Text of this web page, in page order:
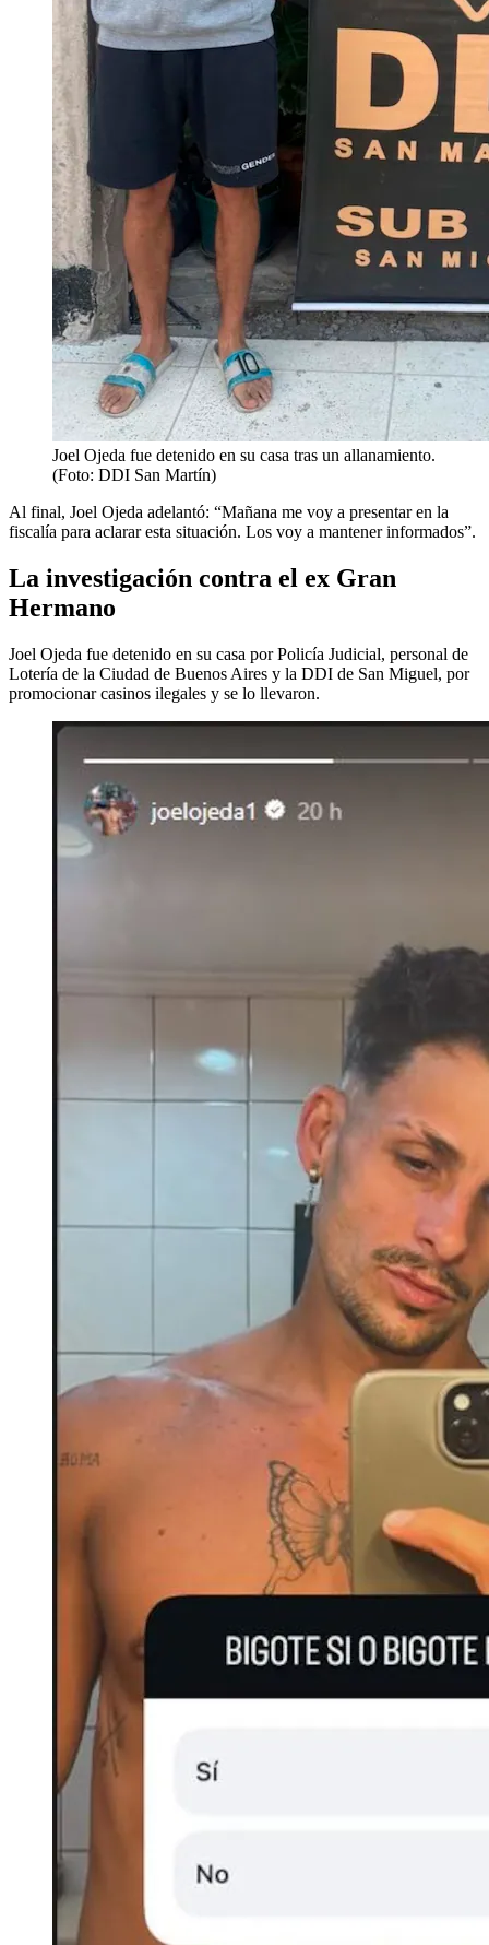
Joel Ojeda fue detenido en su casa tras un allanamiento.
(Foto: DDI San Martín)
Al final, Joel Ojeda adelantó: “Mañana me voy a presentar en la
fiscalía para aclarar esta situación. Los voy a mantener informados”.
La investigación contra el ex Gran
Hermano
Joel Ojeda fue detenido en su casa por Policía Judicial, personal de
Lotería de la Ciudad de Buenos Aires y la DDI de San Miguel, por
promocionar casinos ilegales y se lo llevaron.